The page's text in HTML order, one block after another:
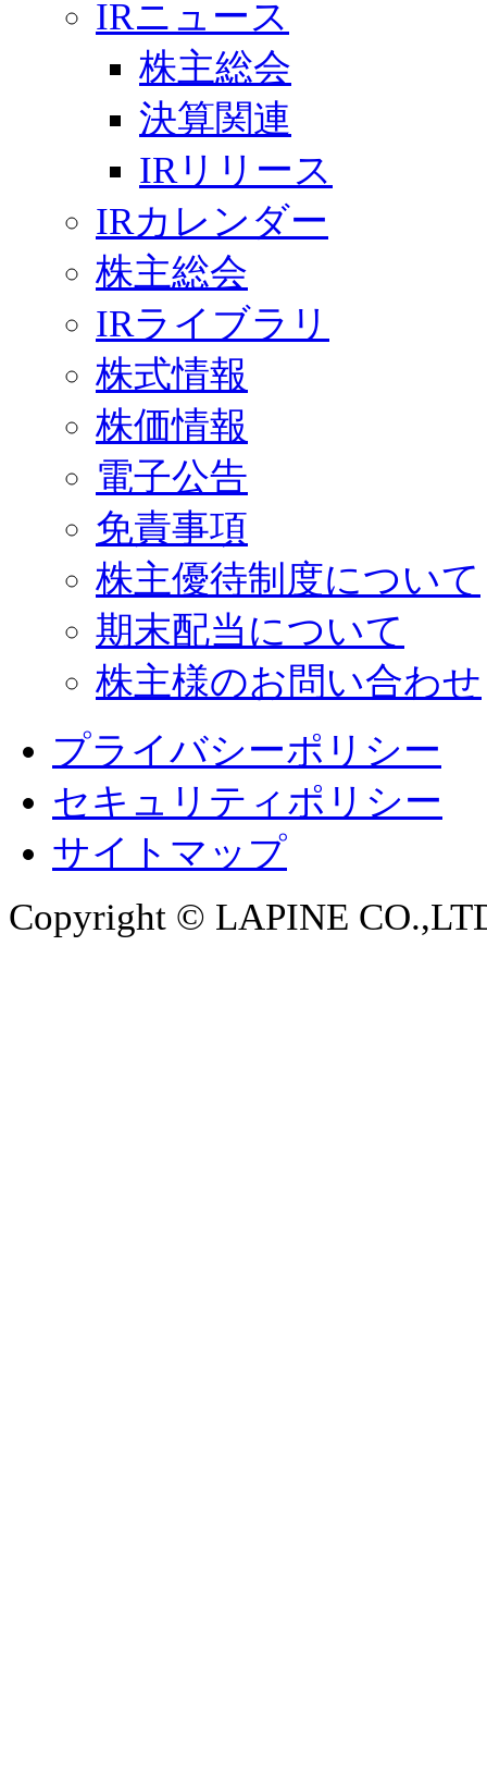
IRニュース
株主総会
決算関連
IRリリース
IRカレンダー
株主総会
IRライブラリ
株式情報
株価情報
電子公告
免責事項
株主優待制度について
期末配当について
株主様のお問い合わせ
プライバシーポリシー
セキュリティポリシー
サイトマップ
Copyright © LAPINE